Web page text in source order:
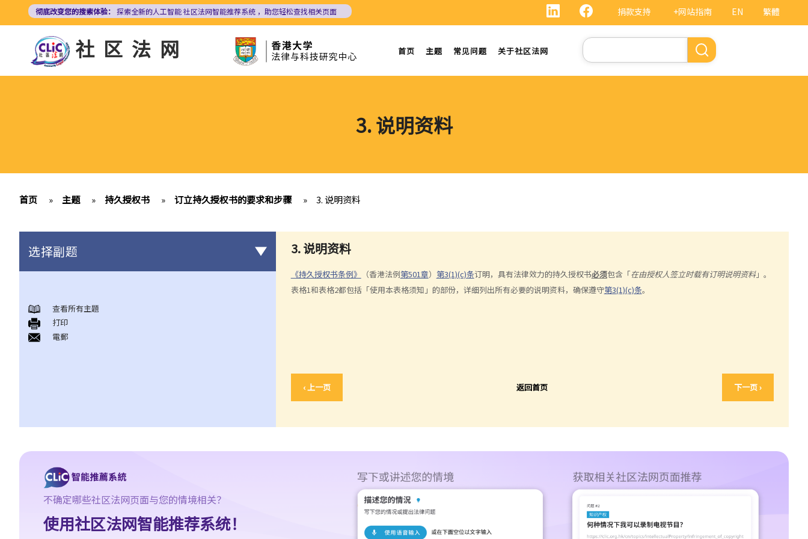
内
EN 繁體
捐款支持 +网站指南
彻底改变您的搜索体验： 探索全新的人工智能社区法网智能推荐系统 ，助您轻松查找相关页面
社区法网 首页 主题 常见问题 关于社区法网
搜
索
3. 说明资料
首页 » 主题 » 持久授权书 » 订立持久授权书的要求和步骤 » 3. 说明资料
3. 说明资料
《持久授权书条例》 （香港法例第501章） 第3(1)(c)条订明，具有法律效力的持久授权书必须包含「在由授权人签立时载有订明说明资料」。
表格1和表格2都包括「使用本表格须知」的部份，详细列出所有必要的说明资料，确保遵守第3(1)(c)条。
‹ 上一页 返回首页 下一页 ›
选择副题
持久授权书的精要和它可达致的实效
1. 相关法律
1. 我年纪已老，打算让儿子替我照顾我的财政事务。他是一位好
1. 我的一位律师朋友告诉我有关一种叫持久授权书的东西，可让我
在精神上失去行为能力时，有人照顾我的财政事务。这似乎是个好
主意。那我只要签署一份持久授权书，委任我的儿子作为受权人，
他便可以替我打点一切事务，对吗？
b. 责任和法律责任
查看所有主題
打印
電郵
不确定哪些社区法网页面与您的情境相关？
使用社区法网智能推荐系统！